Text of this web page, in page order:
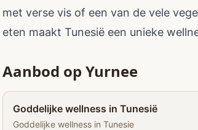
met verse vis of een van de vele
eten maakt Tunesië een unieke
Aanbod op Yurnee
Goddelijke wellness in Tunesië
Goddelijke wellness in Tunesie